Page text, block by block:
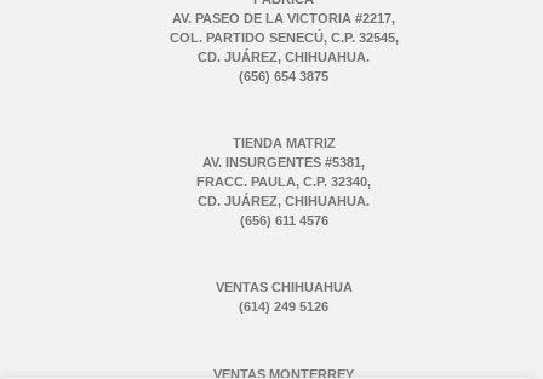
AV. PASEO DE LA VICTORIA #2217,
COL. PARTIDO SENECÚ, C.P. 32545,
CD. JUÁREZ, CHIHUAHUA.
(656) 654 3875
TIENDA MATRIZ
AV. INSURGENTES #5381,
FRACC. PAULA, C.P. 32340,
CD. JUÁREZ, CHIHUAHUA.
(656) 611 4576
VENTAS CHIHUAHUA
(614) 249 5126
VENTAS MONTERREY